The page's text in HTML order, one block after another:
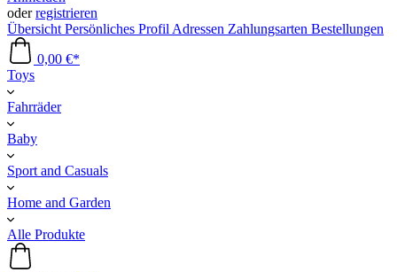
oderregistrieren
Übersicht Persönliches Profil Adressen Zahlungsarten Bestellungen
0,00 €*
Toys
Fahrräder
Baby
Sport and Casuals
Home and Garden
Alle Produkte